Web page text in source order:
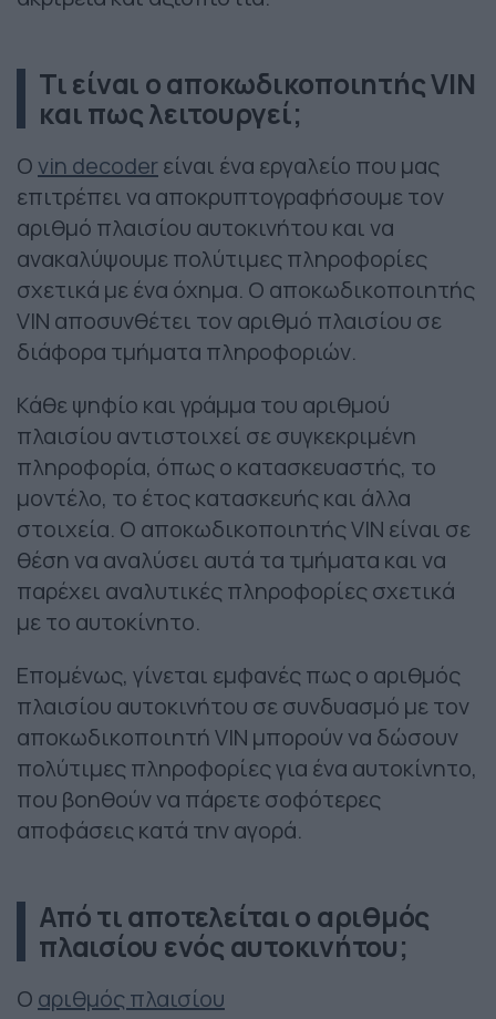
Τι είναι ο αποκωδικοποιητής VIN
και πως λειτουργεί;
Ο vin decoderείναι ένα εργαλείο που μας
επιτρέπει να αποκρυπτογραφήσουμε τον
αριθμό πλαισίου αυτοκινήτου και να
ανακαλύψουμε πολύτιμες πληροφορίες
σχετικά με ένα όχημα. Ο αποκωδικοποιητής
VIN αποσυνθέτει τον αριθμό πλαισίου σε
διάφορα τμήματα πληροφοριών.
Κάθε ψηφίο και γράμμα του αριθμού
πλαισίου αντιστοιχεί σε συγκεκριμένη
πληροφορία, όπως ο κατασκευαστής, το
μοντέλο, το έτος κατασκευής και άλλα
στοιχεία. Ο αποκωδικοποιητής VIN είναι σε
θέση να αναλύσει αυτά τα τμήματα και να
παρέχει αναλυτικές πληροφορίες σχετικά
με το αυτοκίνητο.
Επομένως, γίνεται εμφανές πως ο αριθμός
πλαισίου αυτοκινήτου σε συνδυασμό με τον
αποκωδικοποιητή VIN μπορούν να δώσουν
πολύτιμες πληροφορίες για ένα αυτοκίνητο,
που βοηθούν να πάρετε σοφότερες
αποφάσεις κατά την αγορά.
Από τι αποτελείται ο αριθμός
πλαισίου ενός αυτοκινήτου;
Ο αριθμός πλαισίου